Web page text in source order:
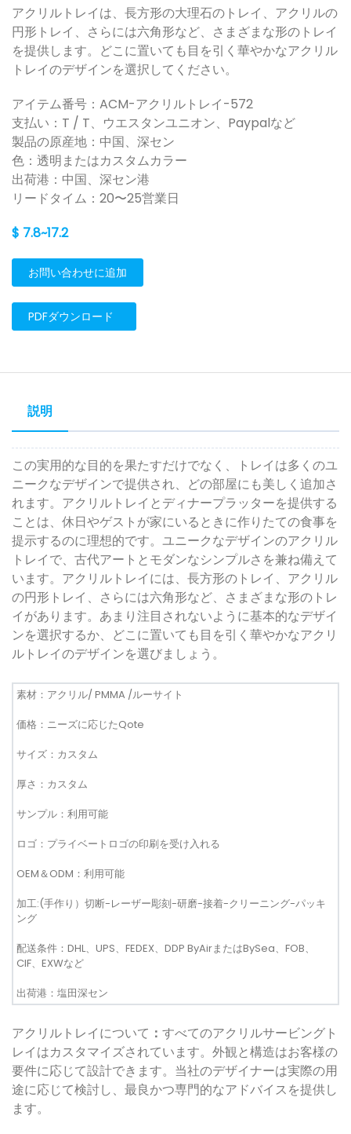
アクリルトレイは、長方形の大理石のトレイ、アクリルの
円形トレイ、さらには六角形など、さまざまな形のトレイ
を提供します。どこに置いても目を引く華やかなアクリル
トレイのデザインを選択してください。
アイテム番号：ACM-アクリルトレイ-572
支払い：T / T、ウエスタンユニオン、Paypalなど
製品の原産地：中国、深セン
色：透明またはカスタムカラー
出荷港：中国、深セン港
リードタイム：20〜25営業日
$ 7.8~17.2
お問い合わせに追加
PDFダウンロード
説明
この実用的な目的を果たすだけでなく、トレイは多くのユ
ニークなデザインで提供され、どの部屋にも美しく追加さ
れます。アクリルトレイとディナープラッターを提供する
ことは、休日やゲストが家にいるときに作りたての食事を
提示するのに理想的です。ユニークなデザインのアクリル
トレイで、古代アートとモダンなシンプルさを兼ね備えて
います。アクリルトレイには、長方形のトレイ、アクリル
の円形トレイ、さらには六角形など、さまざまな形のトレ
イがあります。あまり注目されないように基本的なデザイ
ンを選択するか、どこに置いても目を引く華やかなアクリ
ルトレイのデザインを選びましょう。
素材：アクリル/ PMMA /ルーサイト
価格：ニーズに応じたQote
サイズ：カスタム
厚さ：カスタム
サンプル：利用可能
ロゴ：プライベートロゴの印刷を受け入れる
OEM＆ODM：利用可能
加工:(手作り）切断-レーザー彫刻-研磨-接着-クリーニング-パッキ
ング
配送条件：DHL、UPS、FEDEX、DDP ByAirまたはBySea、FOB、
CIF、EXWなど
出荷港：塩田深セン
アクリルトレイについて ： すべてのアクリルサービングト
レイはカスタマイズされています。外観と構造はお客様の
要件に応じて設計できます。当社のデザイナーは実際の用
途に応じて検討し、最良かつ専門的なアドバイスを提供し
ます。